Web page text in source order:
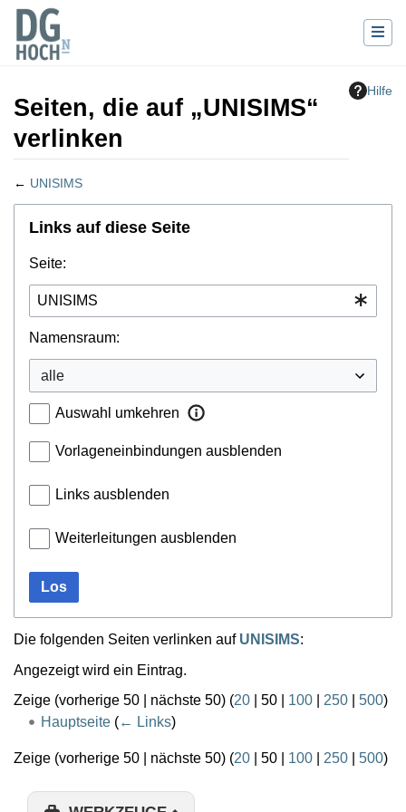
Hilfe
Seiten, die auf „UNISIMS“
verlinken
← UNISIMS
Wechseln zu:Navigation,Suche
Links auf diese Seite
Seite:
Namensraum:
Auswahl umkehren
Vorlageneinbindungen ausblenden
Links ausblenden
Weiterleitungen ausblenden
Los
Die folgenden Seiten verlinken auf UNISIMS:
Angezeigt wird ein Eintrag.
Zeige (vorherige 50 nächste 50) (20 50 100 250 500)
Hauptseite (← Links)
Zeige (vorherige 50 nächste 50) (20 50 100 250 500)